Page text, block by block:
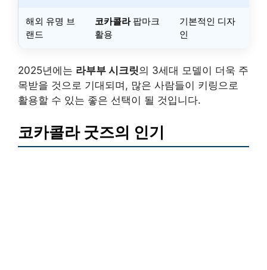
해외 유명 브
랜드
코카콜라팝마크
활용
기본적인 디자
인
2025년에는 라부부 시크릿의 3세대 모델이 더욱 주
목받을 것으로 기대되며, 많은 사람들이 키링으로
활용할 수 있는 좋은 선택이 될 것입니다.
코카콜라 굿즈의 인기